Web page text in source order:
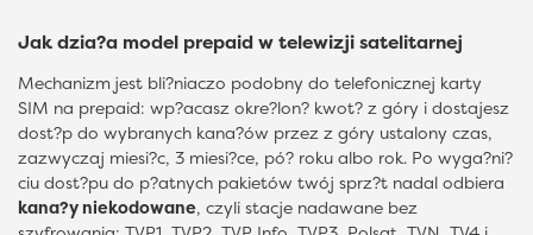
Jak dzia?a model prepaid w telewizji satelitarnej
Mechanizm jest bli?niaczo podobny do telefonicznej karty
SIM na prepaid: wp?acasz okre?lon? kwot? z góry i dostajesz
dost?p do wybranych kana?ów przez z góry ustalony czas,
zazwyczaj miesi?c, 3 miesi?ce, pó? roku albo rok. Po wyga?ni?
ciu dost?pu do p?atnych pakietów twój sprz?t nadal odbiera
kana?y niekodowane, czyli stacje nadawane bez